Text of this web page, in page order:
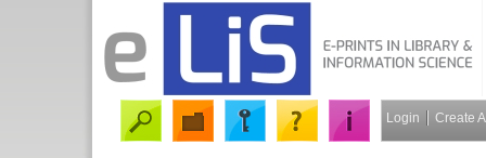
Login Create